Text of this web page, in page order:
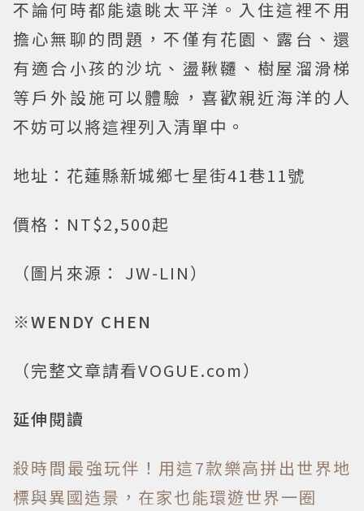
不論何時都能遠眺太平洋。入住這裡不用
擔心無聊的問題，不僅有花園、露台、還
有適合小孩的沙坑、盪鞦韆、樹屋溜滑梯
等戶外設施可以體驗，喜歡親近海洋的人
不妨可以將這裡列入清單中。
地址：花蓮縣新城鄉七星街41巷11號
價格：NT$2,500起
（圖片來源： JW-LIN）
※WENDY CHEN
（完整文章請看VOGUE.com）
延伸閱讀
殺時間最強玩伴！用這7款樂高拼出世界地
標與異國造景，在家也能環遊世界一圈